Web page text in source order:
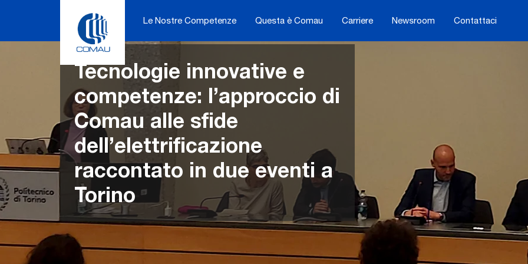
Le Nostre Competenze Questa è Comau Carriere Newsroom Contattaci
Tecnologie innovative e
competenze: l’approccio di
Comau alle sfide
dell’elettrificazione
raccontato in due eventi a
Torino